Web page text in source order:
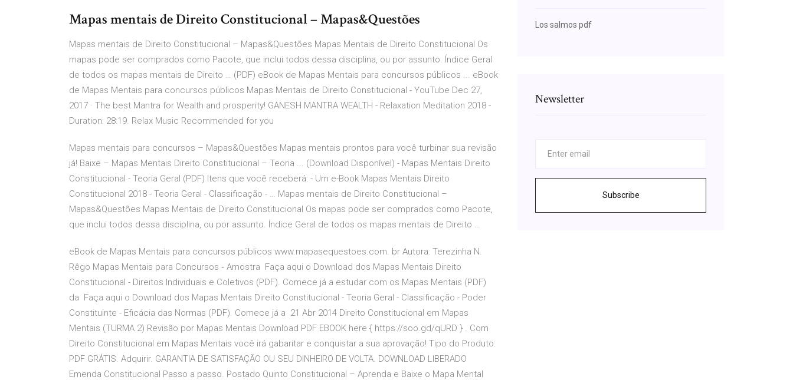
Mapas mentais de Direito Constitucional – Mapas&Questões
Mapas mentais de Direito Constitucional – Mapas&Questões Mapas Mentais de Direito Constitucional Os
mapas pode ser comprados como Pacote, que inclui todos dessa disciplina, ou por assunto. Índice Geral
de todos os mapas mentais de Direito … (PDF) eBook de Mapas Mentais para concursos públicos ... eBook
de Mapas Mentais para concursos públicos Mapas Mentais de Direito Constitucional - YouTube Dec 27,
2017 · The best Mantra for Wealth and prosperity! GANESH MANTRA WEALTH - Relaxation Meditation 2018 -
Duration: 28:19. Relax Music Recommended for you
Mapas mentais para concursos – Mapas&Questões Mapas mentais prontos para você turbinar sua revisão
já! Baixe – Mapas Mentais Direito Constitucional – Teoria ... (Download Disponível) - Mapas Mentais Direito
Constitucional - Teoria Geral (PDF) Itens que você receberá: - Um e-Book Mapas Mentais Direito
Constitucional 2018 - Teoria Geral - Classificação - … Mapas mentais de Direito Constitucional –
Mapas&Questões Mapas Mentais de Direito Constitucional Os mapas pode ser comprados como Pacote,
que inclui todos dessa disciplina, ou por assunto. Índice Geral de todos os mapas mentais de Direito …
eBook de Mapas Mentais para concursos públicos www.mapasequestoes.com. br Autora: Terezinha N.
Rêgo Mapas Mentais para Concursos ‐ Amostra Faça aqui o Download dos Mapas Mentais Direito
Constitucional - Direitos Individuais e Coletivos (PDF). Comece já a estudar com os Mapas Mentais (PDF)
da Faça aqui o Download dos Mapas Mentais Direito Constitucional - Teoria Geral - Classificação - Poder
Constituinte - Eficácia das Normas (PDF). Comece já a 21 Abr 2014 Direito Constitucional em Mapas
Mentais (TURMA 2) Revisão por Mapas Mentais Download PDF EBOOK here { https://soo.gd/qURD } . Com
Direito Constitucional em Mapas Mentais você irá gabaritar e conquistar a sua aprovação! Tipo do Produto:
PDF GRÁTIS. Adquirir. GARANTIA DE SATISFAÇÃO OU SEU DINHEIRO DE VOLTA. DOWNLOAD LIBERADO
Emenda Constitucional Passo a passo. Postado Quinto Constitucional – Aprenda e Baixe o Mapa Mental
Los salmos pdf
Newsletter
Subscribe